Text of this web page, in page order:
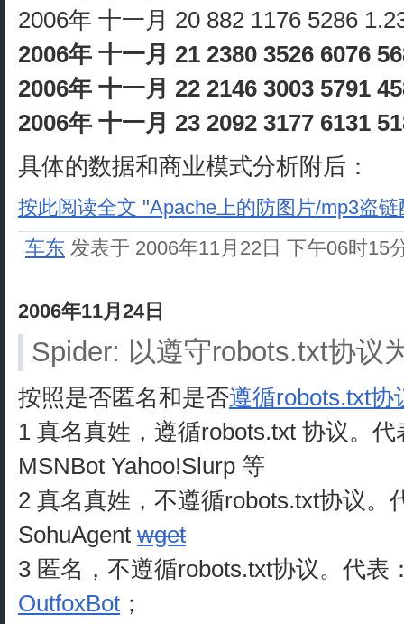
2006年 十一月 20 882 1176 5286
2006年 十一月 21 2380 3526 6076
2006年 十一月 22 2146 3003 5791
2006年 十一月 23 2092 3177 6131
具体的数据和商业模式分析附后：
按此阅读全文 "Apache上的防图片/mp3盗
车东 发表于 2006年11月22日 下午06时15
2006年11月24日
Spider: 以遵守robots.txt协议
按照是否匿名和是否遵循robots.txt协
1 真名真姓，遵循robots.txt 协议。
MSNBot Yahoo!Slurp 等
2 真名真姓，不遵循robots.txt协议。
SohuAgent wget
3 匿名，不遵循robots.txt协议。代表
OutfoxBot ；